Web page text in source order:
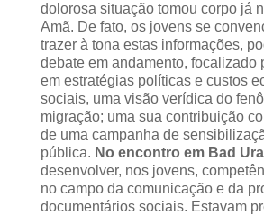
dolorosa situação tomou corpo já
Amã. De fato, os jovens se
trazer à tona estas informações,
debate em andamento, focalizado
em estratégias políticas e custos
sociais, uma visão verídica do
migração; uma sua contribuição
de uma campanha de
pública. No encontro em Bad
desenvolver, nos jovens,
no campo da comunicação e da
documentários sociais. Estavam